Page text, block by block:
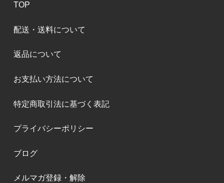
TOP
配送・送料について
返品について
お支払い方法について
特定商取引法に基づく表記
プライバシーポリシー
ブログ
メルマガ登録・解除